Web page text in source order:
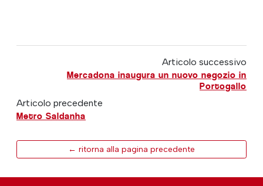
Articolo successivo
Mercadona inaugura un nuovo negozio in
Portogallo
Articolo precedente
Metro Saldanha
← ritorna alla pagina precedente